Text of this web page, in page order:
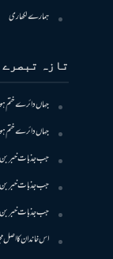
ہمارے لکھاری
تازہ تبصرے
جہاں دائرے ختم
جہاں دائرے ختم
جب جذبات خبر بن
جب جذبات خبر بن
جب جذبات خبر بن
اس خاندان کا اصل